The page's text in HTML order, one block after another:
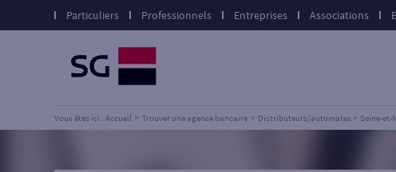
Particuliers Professionnels Entreprises Associations
Vous êtes ici : Accueil Trouver une agence bancaire Distributeurs/automates Seine-et-